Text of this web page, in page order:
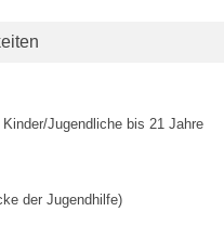
Jugendliche bis 21 Jahre
der Jugendhilfe)